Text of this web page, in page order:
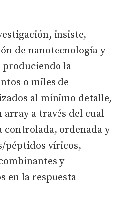
insiste,
de nanotecnología y
la
o miles de
al mínimo detalle,
array a través del cual
controlada, ordenada y
péptidos víricos,
y
en la respuesta